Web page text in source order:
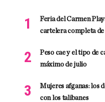
Feria del Carmen
cartelera completa
Peso cae y el tipo de
máximo de julio
Mujeres afganas: los
con los talibanes